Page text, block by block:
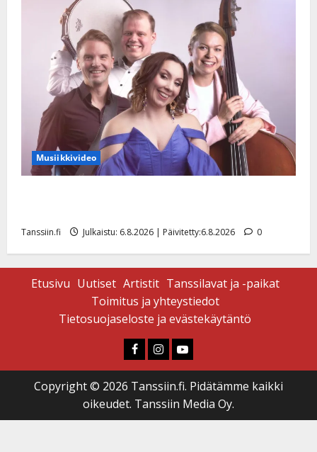
Musiikkivideo
Tanssiin.fi Julkaistu: 6.8.2026 | Päivitetty:6.8.2026 0
Etusivu Uutiset Artistit Tanssilavat ja -paikat
Toimitus ja yhteystiedot
Tietosuojaseloste ja evästekäytäntö
Faceboook
Instagram
Youtube
Copyright © 2026 Tanssiin.fi. Pidätämme kaikki
oikeudet. Tanssiin Media Oy.